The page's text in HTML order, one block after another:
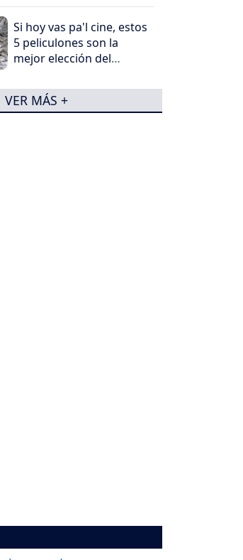
Si hoy vas pa'l cine, estos
5 peliculones son la
mejor elección del
VER MÁS +